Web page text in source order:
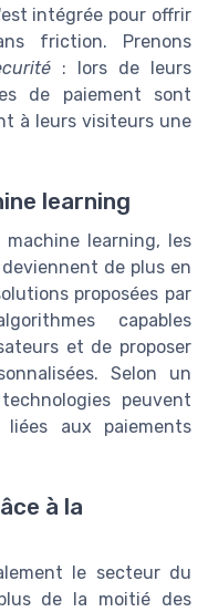
intégrée pour offrir
friction. Prenons
: lors de leurs
de paiement sont
à leurs visiteurs une
learning
learning, les
de plus en
proposées par
capables
et de proposer
Selon un
peuvent
aux paiements
à la
le secteur du
de la moitié des